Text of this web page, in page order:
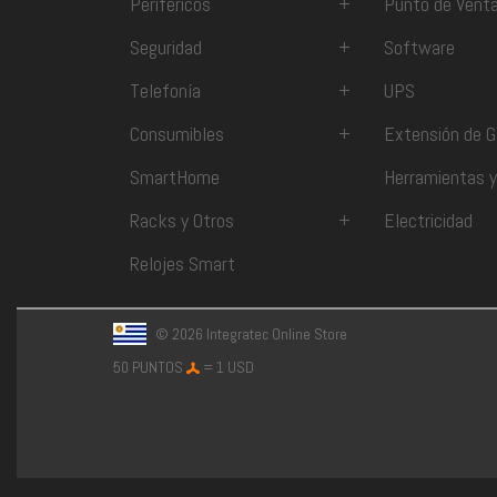
Seguridad
+
Software
Telefonía
+
UPS
Consumibles
+
Extensión de
SmartHome
Herramientas
Racks y Otros
+
Electricidad
Relojes Smart
© 2026 Integratec Online Store
50 PUNTOS
= 1 USD